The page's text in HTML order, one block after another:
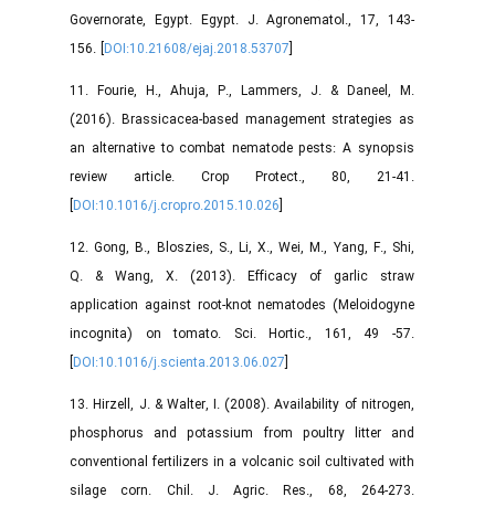
Governorate, Egypt. Egypt. J. Agronematol., 17, 143-
156. [DOI:10.21608/ejaj.2018.53707
11. Fourie, H., Ahuja, P., Lammers, J. & Daneel, M.
(2016). Brassicacea-based management strategies as
an alternative to combat nematode pests: A synopsis
review article. Crop Protect., 80, 21-41.
[DOI:10.1016/j.cropro.2015.10.026
12. Gong, B., Bloszies, S., Li, X., Wei, M., Yang, F., Shi,
Q. & Wang, X. (2013). Efficacy of garlic straw
application against root-knot nematodes (Meloidogyne
incognita) on tomato. Sci. Hortic., 161, 49 -57.
[DOI:10.1016/j.scienta.2013.06.027
13. Hirzell, J. & Walter, I. (2008). Availability of nitrogen,
phosphorus and potassium from poultry litter and
conventional fertilizers in a volcanic soil cultivated with
silage corn. Chil. J. Agric. Res., 68, 264-273.